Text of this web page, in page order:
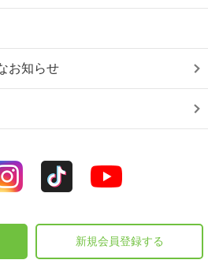
お知らせ
新規会員登録する